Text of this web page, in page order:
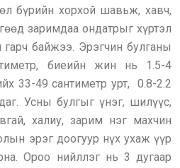
бүрийн хорхой шавьж, хавч,
заримдаа ондатрыг хүртэл
байжээ. Эрэгчин булганы
биеийн жин нь 1.5-4
33-49 сантиметр урт, 0.8-2.2
Усны булгыг үнэг, шилүүс,
халиу, зарим нэг махчин
эрэг доогуур нүх ухаж үүр
Ороо нийллэг нь 3 дугаар